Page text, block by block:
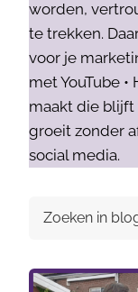
worden,
te trekken.
voor je
met YouTube
maakt die blijft
groeit zonder
social media.